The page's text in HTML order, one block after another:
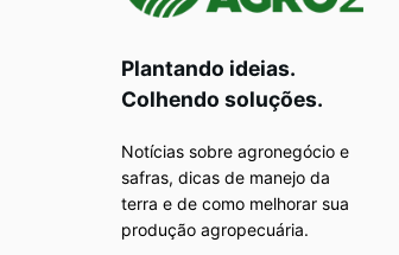
Plantando ideias.
Colhendo soluções.
Notícias sobre agronegócio e
safras, dicas de manejo da
terra e de como melhorar sua
produção agropecuária.